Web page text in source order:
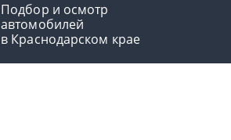
Подбор и осмотр
автомобилей
в Краснодарском крае